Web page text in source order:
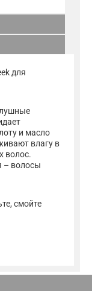
для
и масло
влагу в
волос.
– волосы
смойте